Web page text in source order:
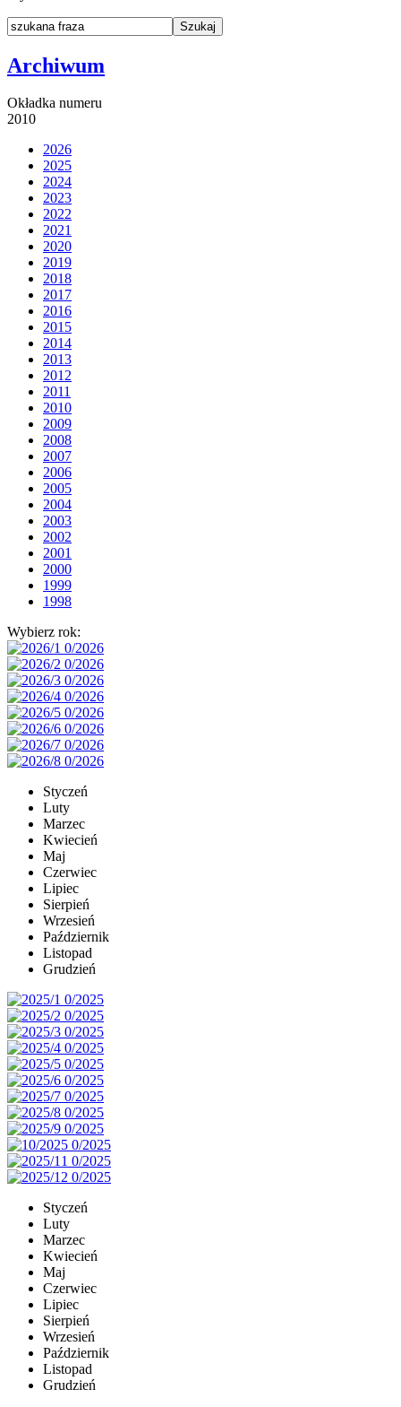
Archiwum
Okładka numeru
2010
2026
2025
2024
2023
2022
2021
2020
2019
2018
2017
2016
2015
2014
2013
2012
2011
2010
2009
2008
2007
2006
2005
2004
2003
2002
2001
2000
1999
1998
Wybierz rok:
Styczeń
Luty
Marzec
Kwiecień
Maj
Czerwiec
Lipiec
Sierpień
Wrzesień
Październik
Listopad
Grudzień
Styczeń
Luty
Marzec
Kwiecień
Maj
Czerwiec
Lipiec
Sierpień
Wrzesień
Październik
Listopad
Grudzień